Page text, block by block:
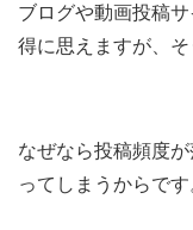
ブログや動画投稿
得に思えますが、そ
なぜなら投稿頻度
ってしまうからです